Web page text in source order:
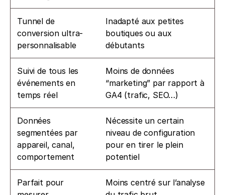
Tunnel de
conversion ultra-
personnalisable
Inadapté aux petites
boutiques ou aux
débutants
Suivi de tous les
événements en
temps réel
Moins de données
“marketing” par rapport à
GA4 (trafic, SEO…)
Données
segmentées par
appareil, canal,
comportement
Nécessite un certain
niveau de configuration
pour en tirer le plein
potentiel
Parfait pour
Moins centré sur l’analyse